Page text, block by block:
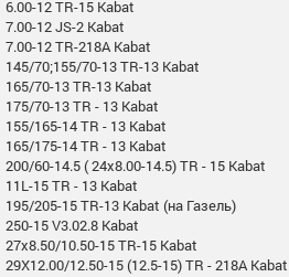
6.00-12 TR-15 Kabat
7.00-12 JS-2 Kabat
7.00-12 TR-218A Kabat
145/70;155/70-13 TR-13 Kabat
165/70-13 TR-13 Kabat
175/70-13 TR - 13 Kabat
155/165-14 TR - 13 Kabat
165/175-14 TR - 13 Kabat
200/60-14.5 ( 24x8.00-14.5) TR - 15 Kabat
11L-15 TR - 13 Kabat
195/205-15 TR-13 Kabat (на Газель)
250-15 V3.02.8 Kabat
27x8.50/10.50-15 TR-15 Kabat
29X12.00/12.50-15 (12.5-15) TR - 218A Kabat